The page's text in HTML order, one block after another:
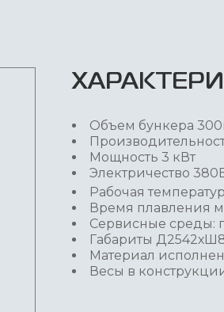
Объем бункера
Мощность 3 кВт
Электричество
Рабочая
Время плавления
Сервисные среды:
Габариты
Материал
Весы в